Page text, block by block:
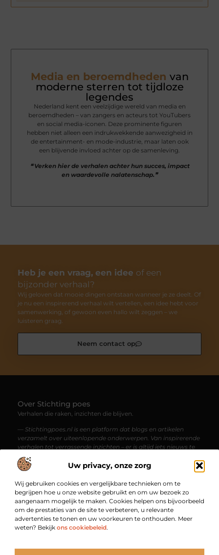
Uw privacy, onze zorg
Wij gebruiken cookies en vergelijkbare technieken om te
begrijpen hoe u onze website gebruikt en om uw bezoek zo
aangenaam mogelijk te maken. Cookies helpen ons bijvoorbeeld
om de prestaties van de site te verbeteren, u relevante
advertenties te tonen en uw voorkeuren te onthouden. Meer
weten? Bekijk ons cookiebeleid.
Media en beroemdheden van
moderne sterren tot tijdloze
legendes
Nederland kent een veelzijdige wereld van media en
beroemdheden – van zangers en acteurs tot YouTubers
en social media-iconen. Deze prominente figuren
hebben niet alleen een indrukwekkende aanwezigheid in
de entertainment- en mode-industrie, maar laten ook
een blijvende invloed achter op de samenleving.
❝ Verken hier de verhalen achter hun succes, impact
en waardevolle nalatenschap.❞
Heb je een vraag, een idee of een
bijzonder verhaal?
Wij geloven dat mooie dingen ontstaan wanneer je ze deelt. Of
je nu een inspirerend verhaal wilt vertellen, een idee hebt voor
samenwerking, of gewoon even hallo wilt zeggen – we
luisteren graag.
Neem contact op
Over Stichting poes
Verhalen die raken, inzichten die blijven.
— Stichtingpoes.nl is een platform dat blogs en artikelen
verzamelt over uiteenlopende onderwerpen. Van inspirerende
verhalen tot verrassende inzichten – er is altijd iets nieuws te
ontdekken voor de nieuwsgierige lezer.
Onze informatie